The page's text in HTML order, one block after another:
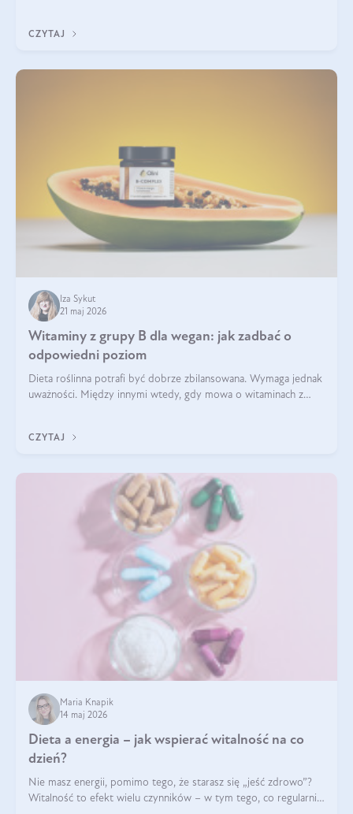
CZYTAJ
Iza Sykut
21 maj 2026
Witaminy z grupy B dla wegan: jak zadbać o
odpowiedni poziom
Dieta roślinna potrafi być dobrze zbilansowana. Wymaga jednak
uważności. Między innymi wtedy, gdy mowa o witaminach z
CZYTAJ
Maria Knapik
14 maj 2026
Dieta a energia – jak wspierać witalność na co
dzień?
Nie masz energii, pomimo tego, że starasz się „jeść zdrowo”?
Witalność to efekt wielu czynników – w tym tego, co regularnie